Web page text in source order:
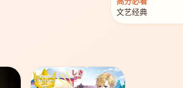
文艺经典